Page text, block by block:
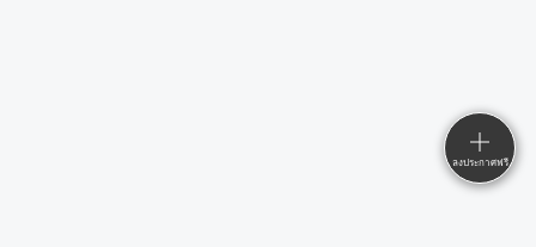
ลงประกาศฟรี